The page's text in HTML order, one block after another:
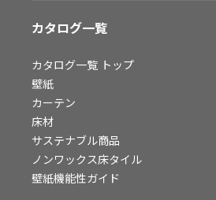
よくあるご質問
非住宅案件に関するお問い合わせ
事業紹介
カタログ一覧
カタログ一覧 トップ
壁紙
カーテン
床材
サステナブル商品
ノンワックス床タイル
壁紙機能性ガイド